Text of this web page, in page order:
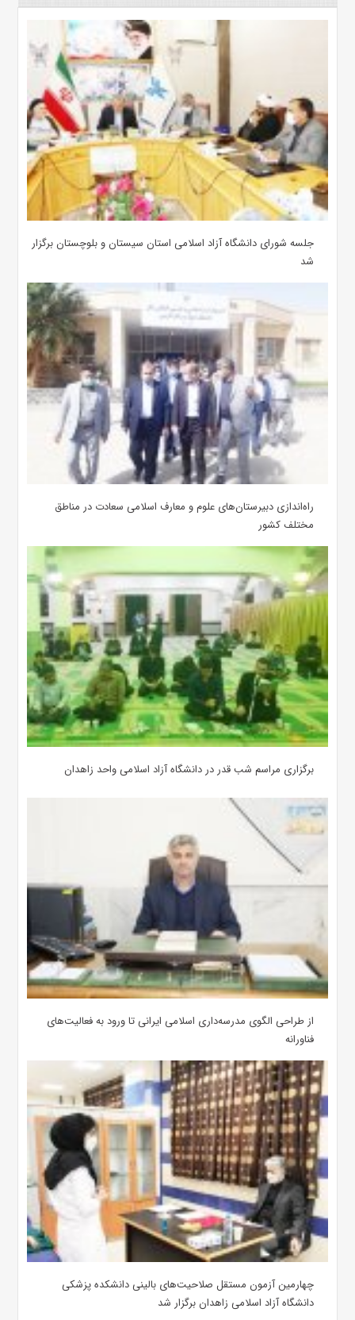
جلسه شورای دانشگاه آزاد اسلامی استان سیستان و بلوچستان برگزار
شد
‌راه‌اندازی دبیرستان‌های علوم و معارف اسلامی سعادت در مناطق
مختلف کشور
برگزاری مراسم شب قدر در دانشگاه آزاد اسلامی واحد زاهدان
از طراحی الگوی مدرسه‌داری اسلامی ایرانی تا ورود به فعالیت‌های
فناورانه
چهارمین آزمون مستقل صلاحیت‌های بالینی دانشکده پزشکی
دانشگاه آزاد اسلامی زاهدان برگزار شد